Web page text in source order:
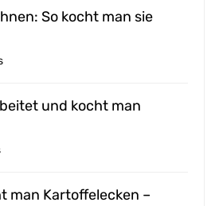
So kocht man sie
und kocht man
man Kartoffelecken –